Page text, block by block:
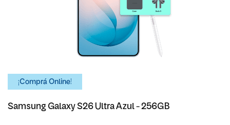
¡Comprá Online!
Samsung Galaxy S26 Ultra Azul - 256GB